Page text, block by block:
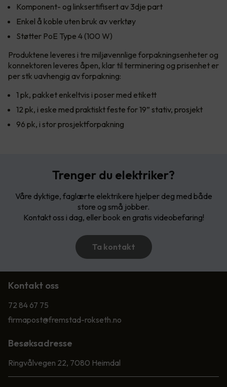
Komponent- og linksertifisert av 3dje part
Enkel å koble uten bruk av verktøy
Støtter PoE Type 4 (100 W)
Produktene leveres i tre miljøvennlige forpakningsenheter og
konnektoren leveres åpen, klar til terminering og prisenhet er
per stk uavhengig av forpakning:
1 pk, pakket enkeltvis i poser med etikett
12 pk, i eske med praktiskt feste for 19” stativ, prosjekt
96 pk, i stor prosjektforpakning
Trenger du elektriker?
Våre dyktige, faglærte elektrikere hjelper deg med både
store og små jobber.
Kontakt oss i dag, eller book en gratis videobefaring!
Ta kontakt
Kontakt oss
72 84 67 75
firmapost@fremstad-rokseth.no
Besøksadresse
Ringvålvegen 22, 7080 Heimdal